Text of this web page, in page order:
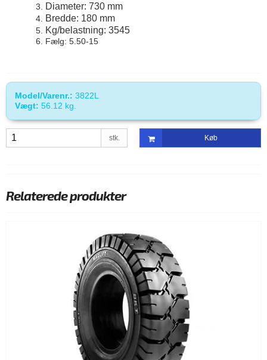
Diameter: 730 mm
Bredde: 180 mm
Kg/belastning: 3545
Fælg: 5.50-15
Model/Varenr.: 3822L
Vægt: 56.12 kg.
stk. Køb
Relaterede produkter